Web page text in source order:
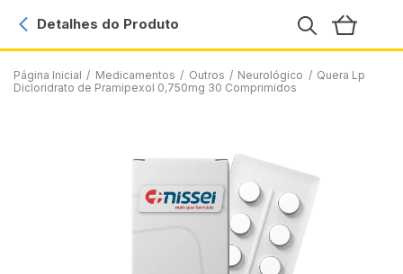
Página Inicial / Medicamentos / Outros / Neurológico / Quera Lp
Dicloridrato de Pramipexol 0,750mg 30 Comprimidos
Detalhes do Produto